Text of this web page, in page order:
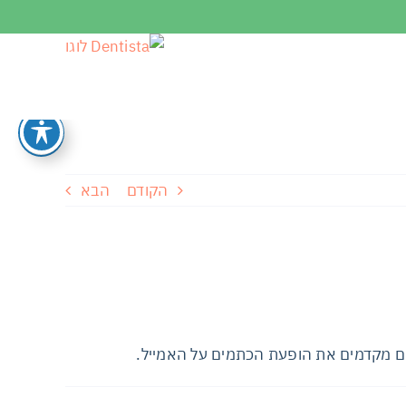
הקודם הבא
מקדמים את הופעת הכתמים על האמייל.